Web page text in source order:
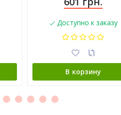
Доступно к заказу
В корзину